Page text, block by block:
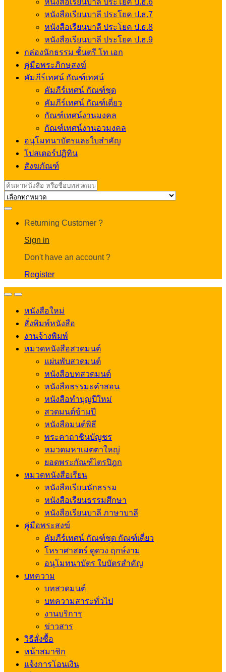
หนังสือเรียนบาลี ประโยค ป.ธ.6
หนังสือเรียนบาลี ประโยค ป.ธ.7
หนังสือเรียนบาลี ประโยค ป.ธ.8
หนังสือเรียนบาลี ประโยค ป.ธ.9
กล่องนักธรรม ชั้นตรี โท เอก
คู่มือพระภิกษุสงฆ์
คัมภีร์เทศน์ กัณฑ์เทศน์
คัมภีร์เทศน์ กัณฑ์ชุด
คัมภีร์เทศน์ กัณฑ์เดี่ยว
กัณฑ์เทศน์งานมงคล
กัณฑ์เทศน์งานอวมงคล
อนุโมทนาบัตรและใบสำคัญ
โปสเตอร์ปฏิทิน
สังฆภัณฑ์
Search
for:
Returning Customer ?
Sign in
Don't have an account ?
Register
OpenClose
หนังสือใหม่
สั่งพิมพ์หนังสือ
งานจ้างพิมพ์
หมวดหนังสือสวดมนต์
แผ่นพับสวดมนต์
หนังสือบทสวดมนต์
หนังสือธรรมะคำสอน
หนังสือทำบุญปีใหม่
สวดมนต์ข้ามปี
หนังสือมนต์พิธี
พระคาถาชินบัญชร
หมวดมหาเมตตาใหญ่
ยอดพระกัณฑ์ไตรปิฎก
หมวดหนังสือเรียน
หนังสือเรียนนักธรรม
หนังสือเรียนธรรมศึกษา
หนังสือเรียนบาลี ภาษาบาลี
คู่มือพระสงฆ์
คัมภีร์เทศน์ กัณฑ์ชุด กัณฑ์เดี่ยว
โหราศาสตร์ ดูดวง ฤกษ์งาม
อนุโมทนาบัตร ใบบัตรสำคัญ
บทความ
บทสวดมนต์
บทความสาระทั่วไป
งานบริการ
ข่าวสาร
วิธีสั่งซื้อ
หน้าสมาชิก
แจ้งการโอนเงิน